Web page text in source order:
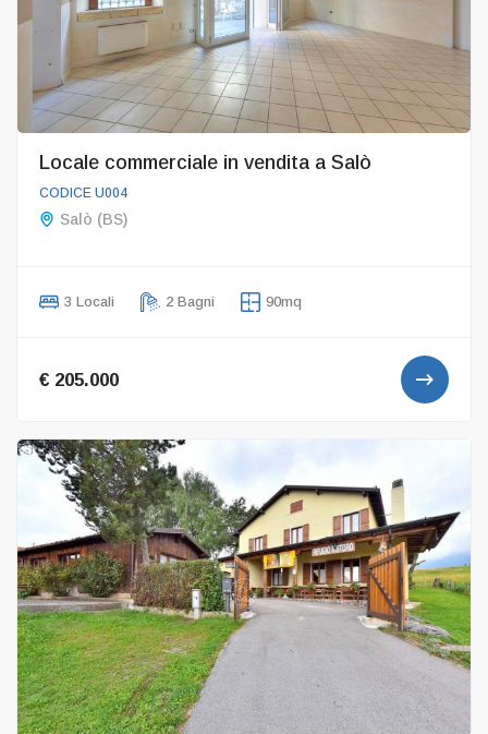
Locale commerciale in vendita a Salò
CODICE U004
Salò (BS)
3 Locali 2 Bagni 90mq
€ 205.000